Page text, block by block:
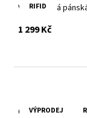
RIFID
Velká hnědá
1 299 Kčs DPH
VÝPRODEJ
Černá pánská